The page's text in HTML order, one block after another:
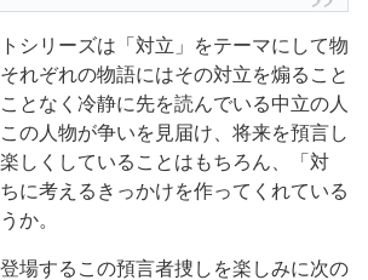
シリーズは「対立」をテーマにして物
れぞれの物語にはその対立を煽ること
となく冷静に先を読んでいる中立の人
の人物が争いを見届け、将来を預言し
しくしていることはもちろん、「対
に考えるきっかけを作ってくれている
か。
場するこの預言者捜しを楽しみに次の